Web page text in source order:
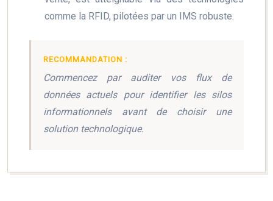
comme la RFID, pilotées par un IMS robuste.
RECOMMANDATION :
Commencez par auditer vos flux de
données actuels pour identifier les silos
informationnels avant de choisir une
solution technologique.